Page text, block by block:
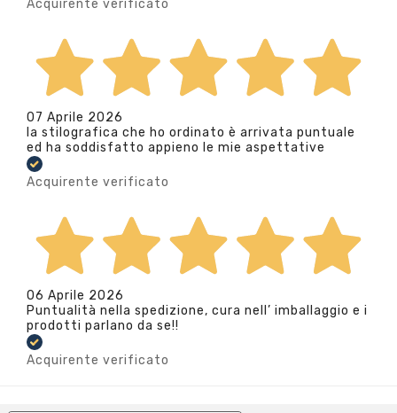
Acquirente verificato
07 Aprile 2026
la stilografica che ho ordinato è arrivata puntuale
ed ha soddisfatto appieno le mie aspettative
Acquirente verificato
06 Aprile 2026
Puntualità nella spedizione, cura nell’ imballaggio e i
prodotti parlano da se!!
Acquirente verificato